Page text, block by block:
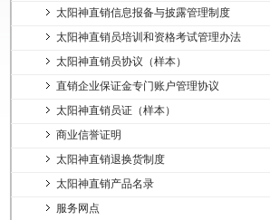
太阳神直销信息报备与披露管理制度
太阳神直销员培训和资格考试管理办法
太阳神直销员协议（样本）
直销企业保证金专门账户管理协议
太阳神直销员证（样本）
商业信誉证明
太阳神直销退换货制度
太阳神直销产品名录
服务网点